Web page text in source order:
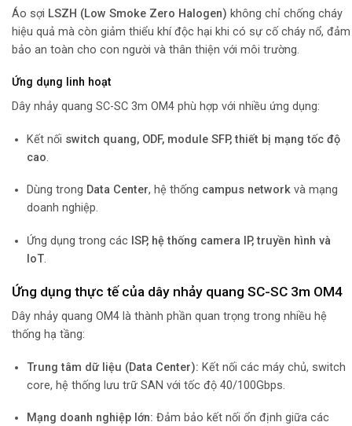
Áo sợi LSZH (Low Smoke Zero Halogen) không chỉ chống cháy
hiệu quả mà còn giảm thiểu khí độc hại khi có sự cố cháy nổ, đảm
bảo an toàn cho con người và thân thiện với môi trường.
Ứng dụng linh hoạt
Dây nhảy quang SC-SC 3m OM4 phù hợp với nhiều ứng dụng:
Kết nối switch quang, ODF, module SFP, thiết bị mạng tốc độ
cao.
Dùng trong Data Center, hệ thống campus networkvà mạng
doanh nghiệp.
Ứng dụng trong các ISP, hệ thống camera IP, truyền hình và
IoT.
Ứng dụng thực tế của dây nhảy quang SC-SC 3m OM4
Dây nhảy quang OM4 là thành phần quan trọng trong nhiều hệ
thống hạ tầng:
Trung tâm dữ liệu (Data Center): Kết nối các máy chủ, switch
core, hệ thống lưu trữ SAN với tốc độ 40/100Gbps.
Mạng doanh nghiệp lớn: Đảm bảo kết nối ổn định giữa các